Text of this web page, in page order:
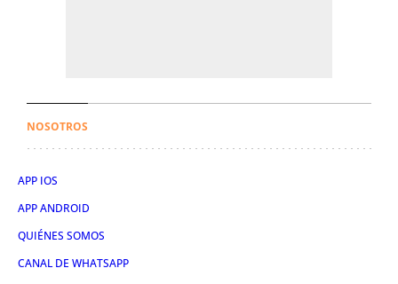
NOSOTROS
APP IOS
APP ANDROID
QUIÉNES SOMOS
CANAL DE WHATSAPP